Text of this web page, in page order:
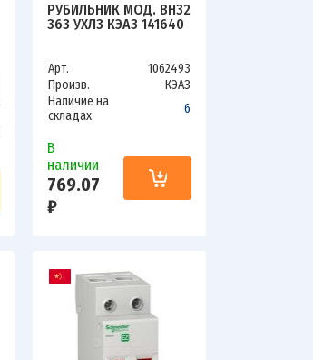
РУБИЛЬНИК МОД. ВН32
363 УХЛ3 КЭАЗ 141640
Арт.
1062493
Произв.
КЭАЗ
Наличие на
складах
6
В
наличии
769.07
₽